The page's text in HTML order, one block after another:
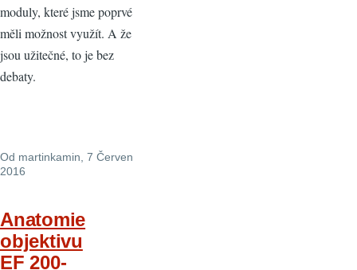
moduly, které jsme poprvé
měli možnost využít. A že
jsou užitečné, to je bez
debaty.
Od martinkamin, 7 Červen
2016
Anatomie
objektivu
EF 200-